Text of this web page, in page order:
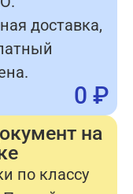
доставка,
0 ₽
на
по классу